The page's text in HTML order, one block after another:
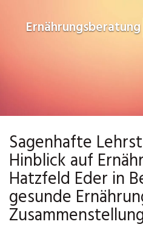
Ernährungsberatung
Sagenhafte
Hinblick auf
Hatzfeld Eder in
gesunde